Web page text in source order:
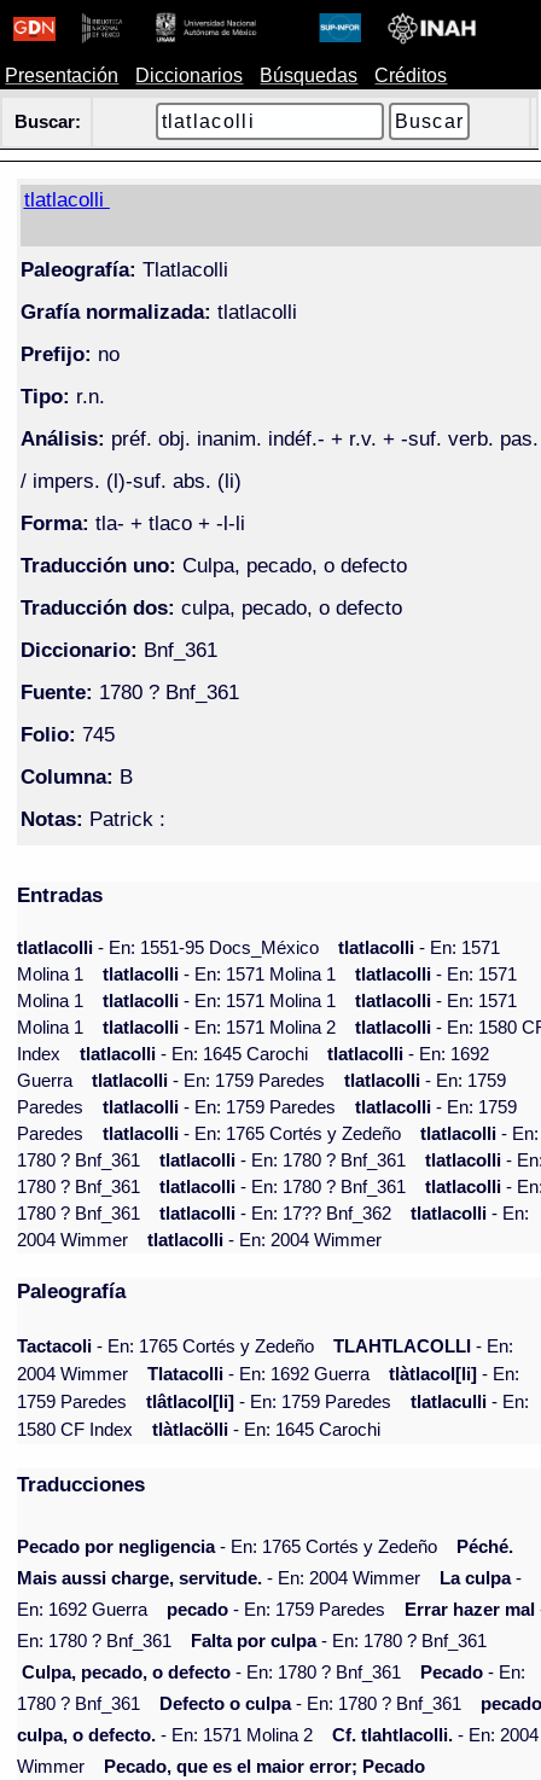
Presentación Diccionarios Búsquedas Créditos
Buscar:
tlatlacolli
Paleografía: Tlatlacolli
Grafía normalizada: tlatlacolli
Prefijo: no
Tipo: r.n.
Análisis: préf. obj. inanim. indéf.- + r.v. + -suf. verb. pas.
/ impers. (l)-suf. abs. (li)
Forma: tla- + tlaco + -l-li
Traducción uno: Culpa, pecado, o defecto
Traducción dos: culpa, pecado, o defecto
Diccionario: Bnf_361
Fuente: 1780 ? Bnf_361
Folio: 745
Columna: B
Notas: Patrick :
Entradas
tlatlacolli- En: 1551-95 Docs_México tlatlacolli- En: 1571
Molina 1
tlatlacolli- En: 1571 Molina 1 tlatlacolli- En: 1571
Molina 1
tlatlacolli- En: 1571 Molina 1 tlatlacolli- En: 1571
Molina 1
tlatlacolli- En: 1571 Molina 2 tlatlacolli- En: 1580
Index
tlatlacolli- En: 1645 Carochi tlatlacolli- En: 1692
Guerra
tlatlacolli- En: 1759 Paredes tlatlacolli- En: 1759
Paredes
tlatlacolli- En: 1759 Paredes tlatlacolli- En: 1759
Paredes
tlatlacolli- En: 1765 Cortés y Zedeño tlatlacolli- En:
1780 ? Bnf_361
tlatlacolli- En: 1780 ? Bnf_361 tlatlacolli-
1780 ? Bnf_361
tlatlacolli- En: 1780 ? Bnf_361 tlatlacolli-
1780 ? Bnf_361
tlatlacolli- En: 17?? Bnf_362 tlatlacolli- En:
2004 Wimmer
tlatlacolli- En: 2004 Wimmer
Paleografía
Tactacoli - En: 1765 Cortés y Zedeño TLAHTLACOLLI - En:
2004 Wimmer
Tlatacolli - En: 1692 Guerra tlàtlacol[li] - En:
1759 Paredes
tlâtlacol[li] - En: 1759 Paredes tlatlaculli - En:
1580 CF Index
tlàtlacölli - En: 1645 Carochi
Traducciones
Pecado por negligencia- En: 1765 Cortés y Zedeño
Péché.
Mais aussi charge, servitude. - En: 2004 Wimmer La culpa-
En: 1692 Guerra
pecado - En: 1759 Paredes Errar hazer mal
En: 1780 ? Bnf_361
Falta por culpa- En: 1780 ? Bnf_361
Culpa, pecado, o defecto - En: 1780 ? Bnf_361 Pecado - En:
1780 ? Bnf_361
Defecto o culpa- En: 1780 ? Bnf_361
culpa, o defecto. - En: 1571 Molina 2 Cf. tlahtlacolli. - En: 2004
Wimmer
Pecado, que es el maior error; Pecado